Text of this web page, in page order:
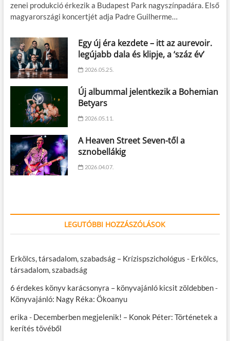
zenei produkció érkezik a Budapest Park nagyszínpadára. Első
magyarországi koncertjét adja Padre Guilherme…
Egy új éra kezdete – itt az aurevoir.
legújabb dala és klipje, a ‘száz év’
2026.05.25.
Új albummal jelentkezik a Bohemian
Betyars
2026.05.11.
A Heaven Street Seven-től a
sznobellákig
2026.04.07.
LEGUTÓBBI HOZZÁSZÓLÁSOK
Erkölcs, társadalom, szabadság – Krízispszichológus - Erkölcs,
társadalom, szabadság
6 érdekes könyv karácsonyra – könyvajánló kicsit zöldebben-
Könyvajánló: Nagy Réka: Ökoanyu
erika - Decemberben megjelenik! – Konok Péter: Történetek a
kerítés tövéből